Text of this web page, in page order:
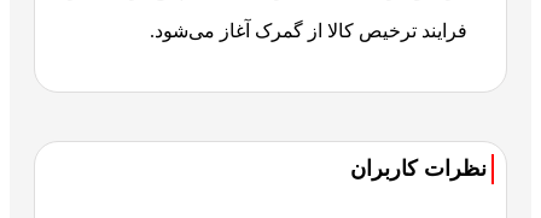
فرایند ترخیص کالا از گمرک آغاز می‌شود.
نظرات کاربران